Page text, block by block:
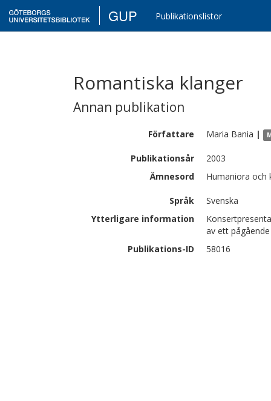
GUP Publikationslistor
Romantiska klanger
Annan publikation
Författare Maria Bania |
Publikationsår
2003
Ämnesord
Humaniora
Språk
Svenska
Ytterligare information
av ett
Publikations-ID
58016